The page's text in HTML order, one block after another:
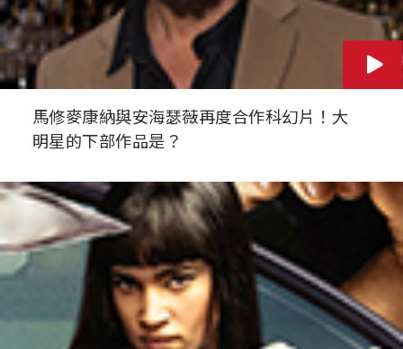
馬修麥康納與安海瑟薇再度合作科幻片！大
明星的下部作品是？